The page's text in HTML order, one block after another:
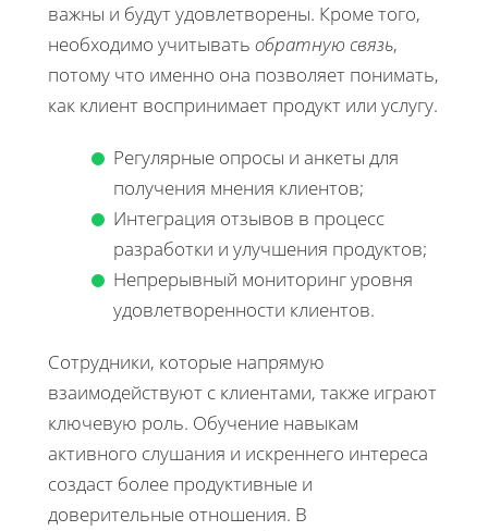
важны и будут удовлетворены. Кроме того,
необходимо учитывать обратную связь,
потому что именно она позволяет понимать,
как клиент воспринимает продукт или услугу.
Регулярные опросы и анкеты для
получения мнения клиентов;
Интеграция отзывов в процесс
разработки и улучшения продуктов;
Непрерывный мониторинг уровня
удовлетворенности клиентов.
Сотрудники, которые напрямую
взаимодействуют с клиентами, также играют
ключевую роль. Обучение навыкам
активного слушания и искреннего интереса
создаст более продуктивные и
доверительные отношения. В